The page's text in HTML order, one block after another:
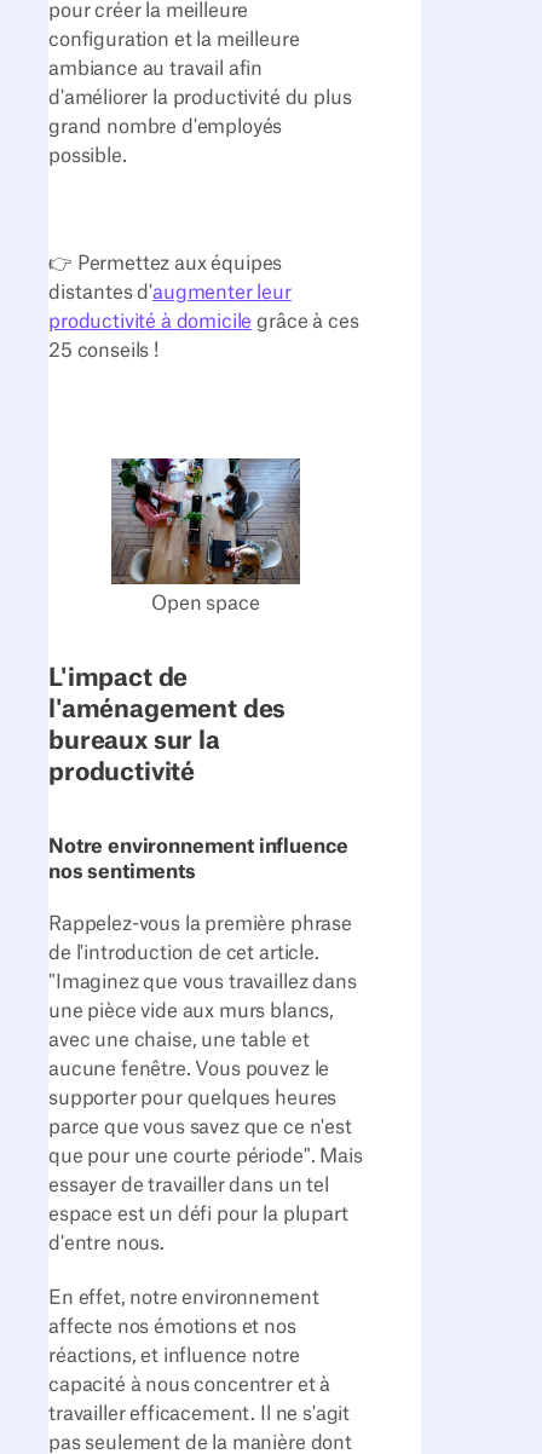
pour créer la meilleure
configuration et la meilleure
ambiance au travail afin
d'améliorer la productivité du plus
grand nombre d'employés
possible.
👉 Permettez aux équipes
distantes d'augmenter leur
productivité à domicile grâce à ces
25 conseils !
Open space
L'impact de
l'aménagement des
bureaux sur la
productivité
Notre environnement influence
nos sentiments
Rappelez-vous la première phrase
de l'introduction de cet article.
"Imaginez que vous travaillez dans
une pièce vide aux murs blancs,
avec une chaise, une table et
aucune fenêtre. Vous pouvez le
supporter pour quelques heures
parce que vous savez que ce n'est
que pour une courte période". Mais
essayer de travailler dans un tel
espace est un défi pour la plupart
d'entre nous.
En effet, notre environnement
affecte nos émotions et nos
réactions, et influence notre
capacité à nous concentrer et à
travailler efficacement. Il ne s'agit
pas seulement de la manière dont